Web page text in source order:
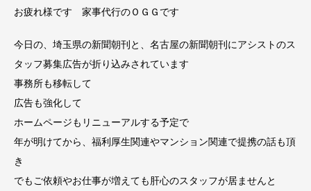
お疲れ様です 家事代行のＯＧＧです
今日の、埼玉県の新聞朝刊と、名古屋の新聞朝刊にアシストのス
タッフ募集広告が折り込みされています
事務所も移転して
広告も強化して
ホームページもリニューアルする予定で
年が明けてから、福利厚生関連やマンション関連で提携の話も頂
き
でもご依頼やお仕事が増えても肝心のスタッフが居ませんと